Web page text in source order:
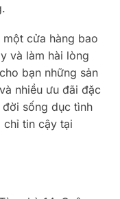
một cửa hàng bao
và làm hài lòng
bạn những sản
nhiều ưu đãi đặc
sống dục tình
chỉ tin cậy tại